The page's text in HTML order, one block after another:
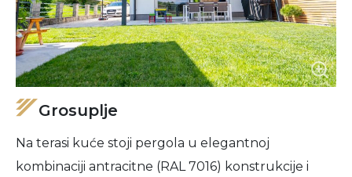
Grosuplje
Na terasi kuće stoji pergola u elegantnoj
kombinaciji antracitne (RAL 7016) konstrukcije i